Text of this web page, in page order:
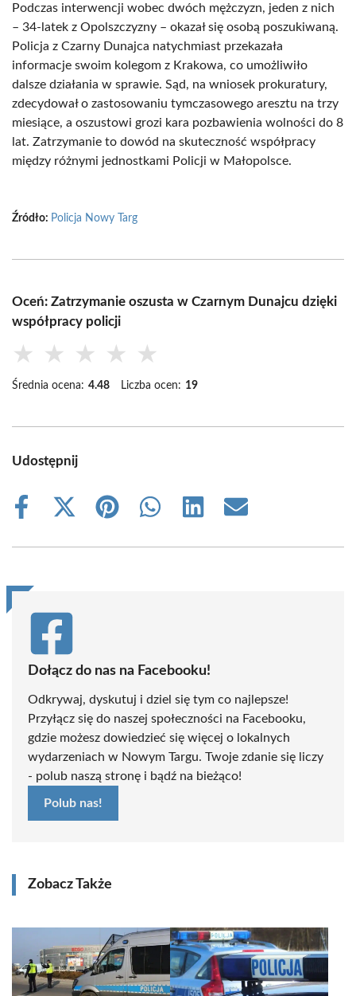
Podczas interwencji wobec dwóch mężczyzn, jeden z nich
– 34-latek z Opolszczyzny – okazał się osobą poszukiwaną.
Policja z Czarny Dunajca natychmiast przekazała
informacje swoim kolegom z Krakowa, co umożliwiło
dalsze działania w sprawie. Sąd, na wniosek prokuratury,
zdecydował o zastosowaniu tymczasowego aresztu na trzy
miesiące, a oszustowi grozi kara pozbawienia wolności do 8
lat. Zatrzymanie to dowód na skuteczność współpracy
między różnymi jednostkami Policji w Małopolsce.
Źródło: Policja Nowy Targ
Oceń: Zatrzymanie oszusta w Czarnym Dunajcu dzięki
współpracy policji
★ ★ ★ ★ ★
Średnia ocena: 4.48 Liczba ocen: 19
Udostępnij
Share
Share
(Twitter)
Share
Share
Share
Share
Dołącz do nas na Facebooku!
Odkrywaj, dyskutuj i dziel się tym co najlepsze!
Przyłącz się do naszej społeczności na Facebooku,
gdzie możesz dowiedzieć się więcej o lokalnych
wydarzeniach w Nowym Targu. Twoje zdanie się liczy
- polub naszą stronę i bądź na bieżąco!
Polub nas!
Zobacz Także